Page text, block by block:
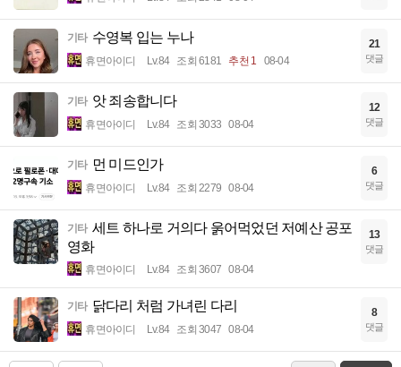
기타 수영복 입는 누나
휴면아이디 Lv.84 조회 6181 추천 1 08-04
21
댓글
기타 앗 죄송합니다
휴면아이디 Lv.84 조회 3033 08-04
12
댓글
기타 먼 미드인가
휴면아이디 Lv.84 조회 2279 08-04
6
댓글
기타 세트 하나로 거의다 욹어먹었던 저예산 공포
영화
휴면아이디 Lv.84 조회 3607 08-04
13
댓글
기타 닭다리 처럼 가녀린 다리
휴면아이디 Lv.84 조회 3047 08-04
8
댓글